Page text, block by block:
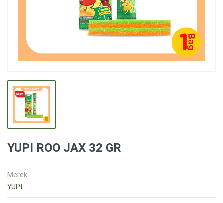
YUPI ROO JAX 32 GR
Merek
YUPI